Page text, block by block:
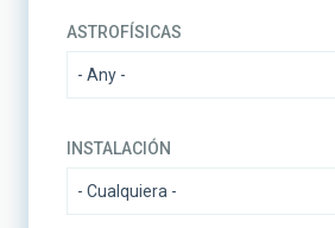
ASTROFÍSICAS
INSTALACIÓN